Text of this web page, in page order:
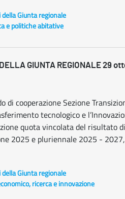
Giunta regionale
e politiche abitative
GIUNTA REGIONALE 29
di cooperazione Sezione
tecnologico e
quota vincolata del risultato
2025 e pluriennale 2025 -
Giunta regionale
ricerca e innovazione